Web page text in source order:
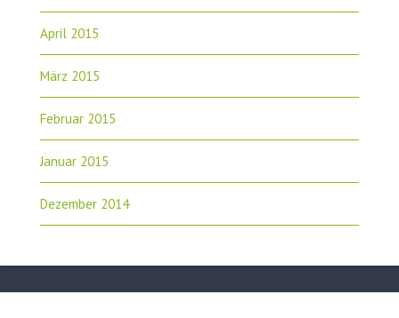
April 2015
März 2015
Februar 2015
Januar 2015
Dezember 2014